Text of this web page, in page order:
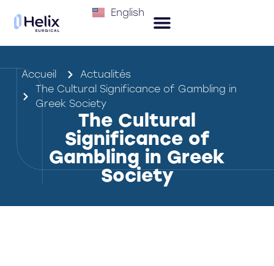
English
Accueil
Actualités
The Cultural Significance of Gambling in
Greek Society
The Cultural
Significance of
Gambling in Greek
Society